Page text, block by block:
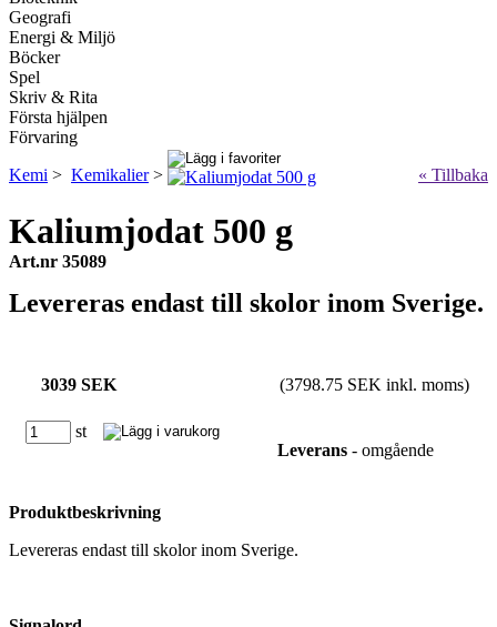
Geografi
Energi & Miljö
Böcker
Spel
Skriv & Rita
Första hjälpen
Förvaring
Kemi > Kemikalier> « Tillbaka
Kaliumjodat 500 g
Art.nr 35089
Levereras endast till skolor inom Sverige.
3039 SEK (3798.75 SEK inkl. moms)
st
Leverans - omgående
Produktbeskrivning
Levereras endast till skolor inom Sverige.